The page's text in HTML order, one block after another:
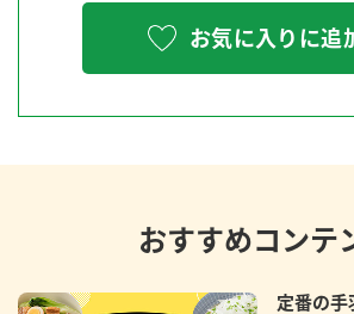
お気に入りに追
おすすめコンテ
定番の手